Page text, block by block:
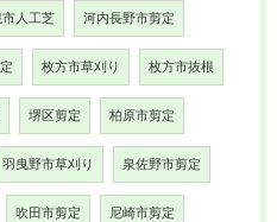
市人工芝 河内長野市剪定
枚方市草刈り 枚方市抜根
堺区剪定 柏原市剪定
羽曳野市草刈り 泉佐野市剪定
吹田市剪定 尼崎市剪定